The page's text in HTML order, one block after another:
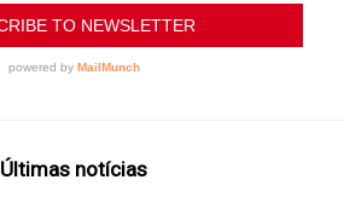
Últimas notícias